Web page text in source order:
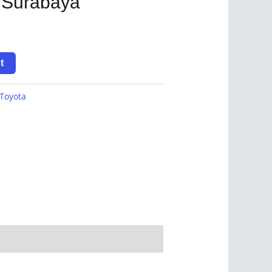
Toyota